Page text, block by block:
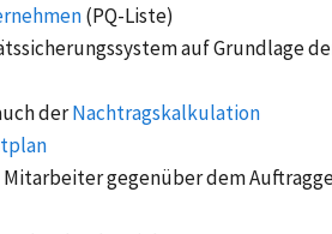
(PQ-Liste)
auf Grundlage
derNachtragskalkulation
gegenüber dem